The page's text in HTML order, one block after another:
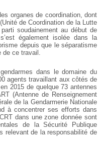
organes de coordination, dont
de Coordination de la Lutte
soudainement au début de
également isolée dans la
depuis que le séparatisme
ce travail.
dans le domaine du
agents travaillant aux côtés de
2015 de quelque 73 antennes
(Antenne de Renseignement
de la Gendarmerie Nationale
à concentrer ses efforts dans
dans une zone donnée sont
de la Sécurité Publique
relevant de la responsabilité de